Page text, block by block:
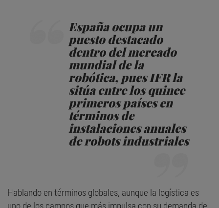
España ocupa un
puesto destacado
dentro del mercado
mundial de la
robótica, pues IFR la
sitúa entre los quince
primeros países en
términos de
instalaciones anuales
de robots industriales
Hablando en términos globales, aunque la logística es
uno de los campos que más impulsa con su demanda de